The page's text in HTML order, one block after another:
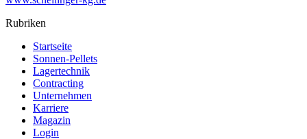
Rubriken
Startseite
Sonnen-Pellets
Lagertechnik
Contracting
Unternehmen
Karriere
Magazin
Login